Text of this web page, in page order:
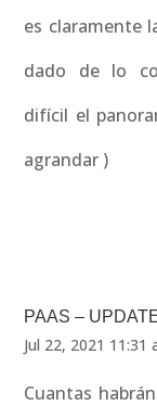
es claramente
dado de lo
difícil el
agrandar )
PAAS –
Jul 22, 2021 11:31
Cuantas